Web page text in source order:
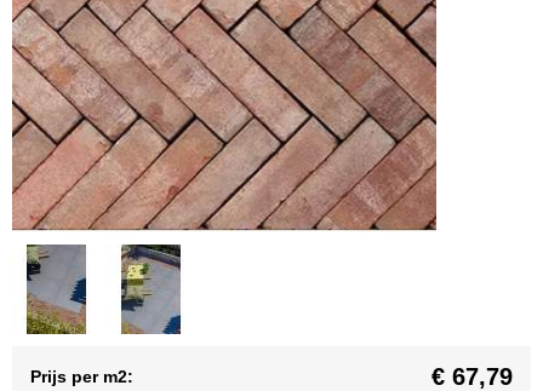
Prijs per m2: € 67,79